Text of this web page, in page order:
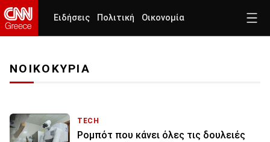
Ειδήσεις Πολιτική Οικονομία
ΝΟΙΚΟΚΥΡΙΑ
TECH
Ρομπότ που κάνει όλες τις δουλειές